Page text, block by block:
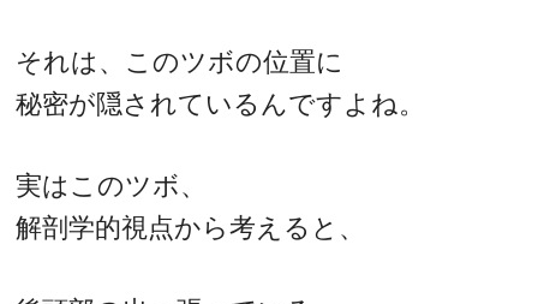
それは、このツボの位置に
秘密が隠されているんですよね。
実はこのツボ、
解剖学的視点から考えると、